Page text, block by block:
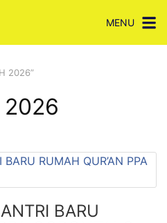
MENU
2026”
2026
BARU